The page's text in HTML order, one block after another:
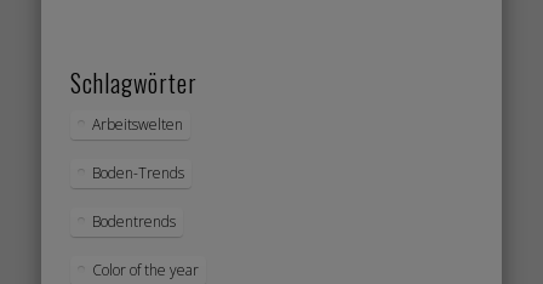
Schlagwörter
Arbeitswelten
Boden-Trends
Bodentrends
Color of the year